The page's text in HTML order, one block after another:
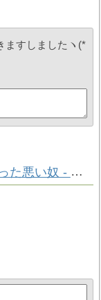
ますしましたヽ(*
水戸黄門 第9部 第4話 「芝居になった悪い奴 - 福島」 解説